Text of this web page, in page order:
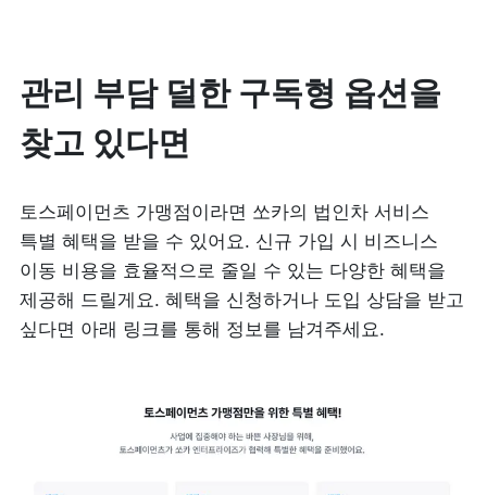
관리 부담 덜한 구독형 옵션을
찾고 있다면
토스페이먼츠 가맹점이라면 쏘카의 법인차 서비스
특별 혜택을 받을 수 있어요. 신규 가입 시 비즈니스
이동 비용을 효율적으로 줄일 수 있는 다양한 혜택을
제공해 드릴게요. 혜택을 신청하거나 도입 상담을 받고
싶다면 아래 링크를 통해 정보를 남겨주세요.